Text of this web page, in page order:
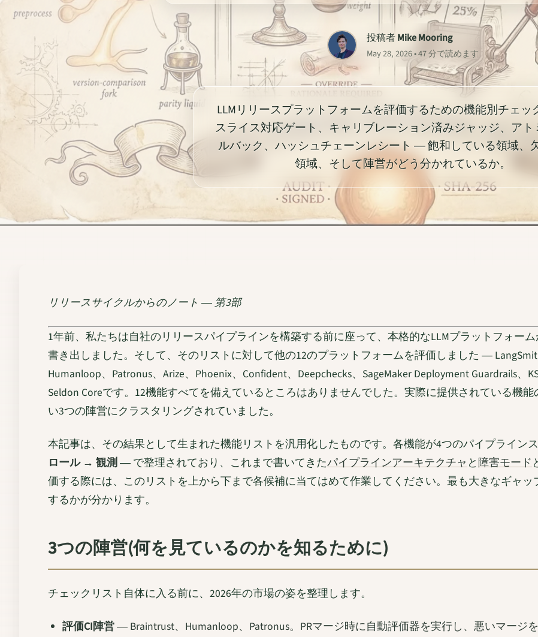
投稿者Mike Mooring
May 28, 2026 • 47 分で読めます
LLMリリースプラットフォームを評価するための機能別チェッ
スライス対応ゲート、キャリブレーション済みジャッジ、アト
ルバック、ハッシュチェーンレシート ― 飽和している領域、
領域、そして陣営がどう分かれているか。
リリースサイクルからのノート ― 第3部
1年前、私たちは自社のリリースパイプラインを構築する前に座って、本格的なLLMプラットフォー
書き出しました。そして、そのリストに対して他の12のプラットフォームを評価しました ― LangSmith
Humanloop、Patronus、Arize、Phoenix、Confident、Deepchecks、SageMaker Deployment Guardrails、
Seldon Coreです。12機能すべてを備えているところはありませんでした。実際に提供されている機
い3つの陣営にクラスタリングされていました。
本記事は、その結果として生まれた機能リストを汎用化したものです。各機能が4つのパイプライン
ロール → 観測― で整理されており、これまで書いてきたパイプラインアーキテクチャと障害モード
価する際には、このリストを上から下まで各候補に当てはめて作業してください。最も大きなギャ
するかが分かります。
3つの陣営(何を見ているのかを知るために)
チェックリスト自体に入る前に、2026年の市場の姿を整理します。
評価CI陣営― Braintrust、Humanloop、Patronus。PRマージ時に自動評価器を実行し、悪いマージ